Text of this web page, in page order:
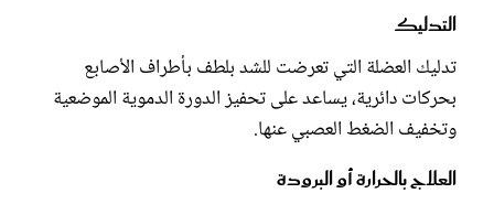
التدليك
تدليك العضلة التي تعرضت للشد بلطف بأطراف الأصابع
بحركات دائرية، يساعد على تحفيز الدورة الدموية الموضعية
وتخفيف الضغط العصبي عنها.
العلاج بالحرارة أو البرودة